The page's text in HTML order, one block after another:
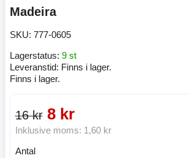
Madeira
SKU: 777-0605
Lagerstatus: 9 st
Leveranstid: Finns i lager.
Finns i lager.
16 kr 8 kr
Inklusive moms: 1,60 kr
Antal